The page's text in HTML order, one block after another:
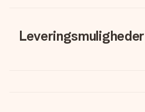
Leveringsmuligheder